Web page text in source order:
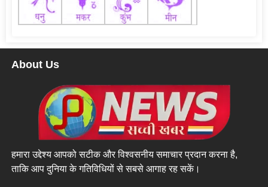
About Us
हमारा उद्देश्य आपको सटीक और विश्वसनीय समाचार प्रदान करना है,
ताकि आप दुनिया के गतिविधियों से सबसे आगाह रह सकें।